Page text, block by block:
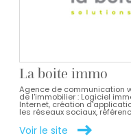
La boite immo
Agence de communication
de l'immobilier : Logiciel
Internet, création
les réseaux sociaux,
Voir le site